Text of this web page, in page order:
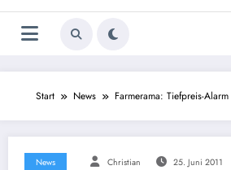
Start News Farmerama: Tiefpreis-
News Christian 25. Juni 2011